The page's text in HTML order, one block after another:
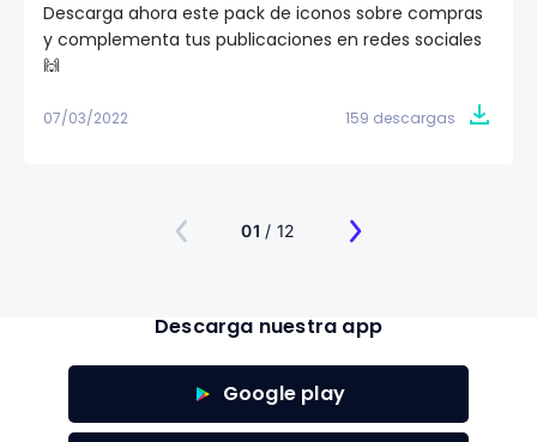
Descarga ahora este pack de iconos sobre compras
y complementa tus publicaciones en redes sociales
🙌
07/03/2022 159 descargas
01 / 12
Descarga nuestra app
Google play